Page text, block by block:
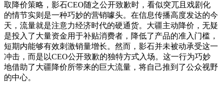
取降价策略，影石CEO随之公开致歉时，看似突兀且戏剧化
的情节实则是一种巧妙的营销噱头。在信息传播高度发达的今
天，流量就是注意力经济时代的硬通货。大疆主动降价，无疑
是投入了大量资金用于补贴消费者，降低了产品的准入门槛，
短期内能够有效刺激销量增长。然而，影石并未被动承受这一
冲击，而是以CEO公开致歉的独特方式入场。这一行为巧妙
地借助了大疆降价所带来的巨大流量，将自己推到了公众视野
的中心。